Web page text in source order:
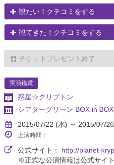
観たい！クチコミをする
観てきた！クチコミをする
チケットプレゼント終了
実演鑑賞
惑星☆クリプトン
シアターグリーン BOX in
2015/07/22 (水) ～ 2015/07/
上演時間：
公式サイト： http://planet-
※正式な公演情報は公式サイ